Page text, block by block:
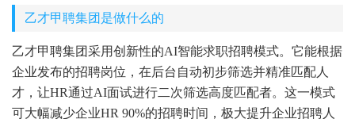
乙才甲聘集团是做什么的
乙才甲聘集团采用创新性的AI智能求职招聘模式。它能根据
企业发布的招聘岗位，在后台自动初步筛选并精准匹配人
才，让HR通过AI面试进行二次筛选高度匹配者。这一模式
可大幅减少企业HR 90%的招聘时间，极大提升企业招聘人